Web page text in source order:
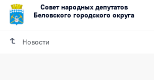
Совет народных депутатов
Беловского городского округа
Новости